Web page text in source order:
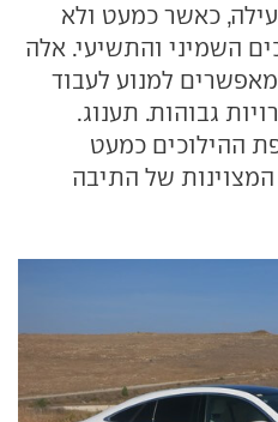
כאשר כמעט ולא
השמיני והתשיעי. אלה
למנוע לעבוד
גבוהות. תענוג.
ההילוכים כמעט
של התיבה